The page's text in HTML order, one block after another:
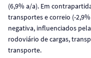
(6,9% a/a). Em
transportes e correio (-
negativa, influenciados
rodoviário de cargas,
transporte.